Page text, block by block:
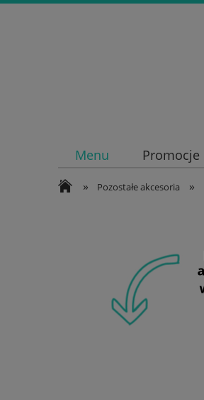
Menu Promocje
» Pozostałe akcesoria »